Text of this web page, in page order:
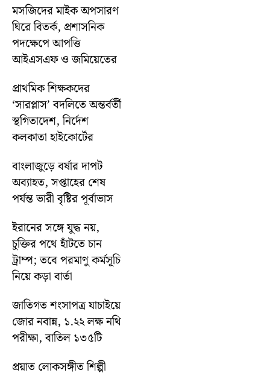
Next
মসজিদের মাইক অপসারণ
ঘিরে বিতর্ক, প্রশাসনিক
পদক্ষেপে আপত্তি
আইএসএফ ও জমিয়েতের
প্রাথমিক শিক্ষকদের
‘সারপ্লাস’ বদলিতে অন্তর্বর্তী
স্থগিতাদেশ, নির্দেশ
কলকাতা হাইকোর্টের
বাংলাজুড়ে বর্ষার দাপট
অব্যাহত, সপ্তাহের শেষ
পর্যন্ত ভারী বৃষ্টির পূর্বাভাস
ইরানের সঙ্গে যুদ্ধ নয়,
চুক্তির পথে হাঁটতে চান
ট্রাম্প; তবে পরমাণু কর্মসূচি
নিয়ে কড়া বার্তা
জাতিগত শংসাপত্র যাচাইয়ে
জোর নবান্ন, ১.২২ লক্ষ নথি
পরীক্ষা, বাতিল ১৩৫টি
প্রয়াত লোকসঙ্গীত শিল্পী